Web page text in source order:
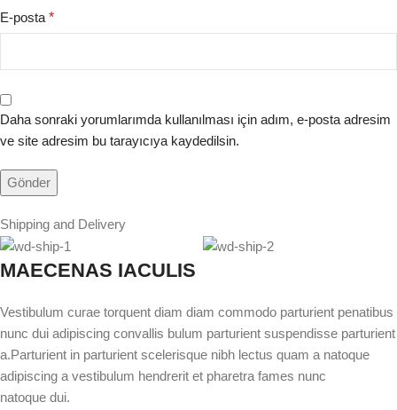
E-posta *
Daha sonraki yorumlarımda kullanılması için adım, e-posta adresim
ve site adresim bu tarayıcıya kaydedilsin.
Shipping and Delivery
MAECENAS IACULIS
Vestibulum curae torquent diam diam commodo parturient penatibus
nunc dui adipiscing convallis bulum parturient suspendisse parturient
a.Parturient in parturient scelerisque nibh lectus quam a natoque
adipiscing a vestibulum hendrerit et pharetra fames nunc
natoque dui.